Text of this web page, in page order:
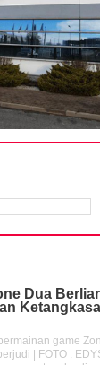
Dua
game
| FOTO :